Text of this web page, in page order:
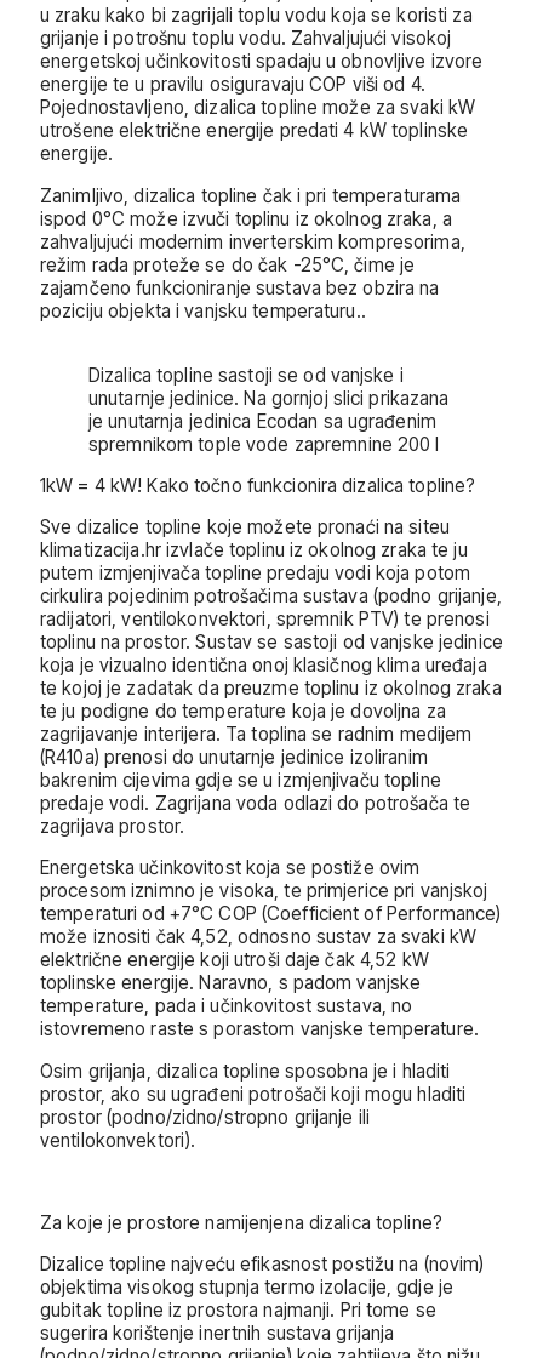
u zraku kako bi zagrijali toplu vodu koja se koristi za
grijanje i potrošnu toplu vodu. Zahvaljujući visokoj
energetskoj učinkovitosti spadaju u obnovljive izvore
energije te u pravilu osiguravaju COP viši od 4.
Pojednostavljeno, dizalica topline može za svaki kW
utrošene električne energije predati 4 kW toplinske
energije.
Zanimljivo, dizalica topline čak i pri temperaturama
ispod 0°C može izvuči toplinu iz okolnog zraka, a
zahvaljujući modernim inverterskim kompresorima,
režim rada proteže se do čak -25°C, čime je
zajamčeno funkcioniranje sustava bez obzira na
poziciju objekta i vanjsku temperaturu..
Dizalica topline sastoji se od vanjske i
unutarnje jedinice. Na gornjoj slici prikazana
je unutarnja jedinica Ecodan sa ugrađenim
spremnikom tople vode zapremnine 200 l
1kW = 4 kW! Kako točno funkcionira dizalica topline?
Sve dizalice topline koje možete pronaći na siteu
klimatizacija.hr izvlače toplinu iz okolnog zraka te ju
putem izmjenjivača topline predaju vodi koja potom
cirkulira pojedinim potrošačima sustava (podno grijanje,
radijatori, ventilokonvektori, spremnik PTV) te prenosi
toplinu na prostor. Sustav se sastoji od vanjske jedinice
koja je vizualno identična onoj klasičnog klima uređaja
te kojoj je zadatak da preuzme toplinu iz okolnog zraka
te ju podigne do temperature koja je dovoljna za
zagrijavanje interijera. Ta toplina se radnim medijem
(R410a) prenosi do unutarnje jedinice izoliranim
bakrenim cijevima gdje se u izmjenjivaču topline
predaje vodi. Zagrijana voda odlazi do potrošača te
zagrijava prostor.
Energetska učinkovitost koja se postiže ovim
procesom iznimno je visoka, te primjerice pri vanjskoj
temperaturi od +7°C COP (Coefficient of Performance)
može iznositi čak 4,52, odnosno sustav za svaki kW
električne energije koji utroši daje čak 4,52 kW
toplinske energije. Naravno, s padom vanjske
temperature, pada i učinkovitost sustava, no
istovremeno raste s porastom vanjske temperature.
Osim grijanja, dizalica topline sposobna je i hladiti
prostor, ako su ugrađeni potrošači koji mogu hladiti
prostor (podno/zidno/stropno grijanje ili
ventilokonvektori).
Za koje je prostore namijenjena dizalica topline?
Dizalice topline najveću efikasnost postižu na (novim)
objektima visokog stupnja termo izolacije, gdje je
gubitak topline iz prostora najmanji. Pri tome se
sugerira korištenje inertnih sustava grijanja